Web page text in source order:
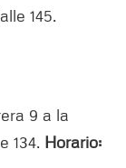
145.
9 a la
134. Horario: